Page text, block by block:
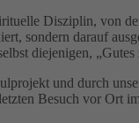
Disziplin, von
sondern darauf
diejenigen,
und durch
Besuch vor Ort